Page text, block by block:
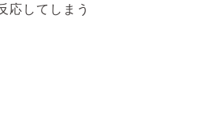
応してしまう